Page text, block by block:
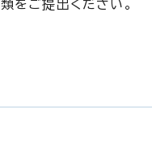
をご提出ください。